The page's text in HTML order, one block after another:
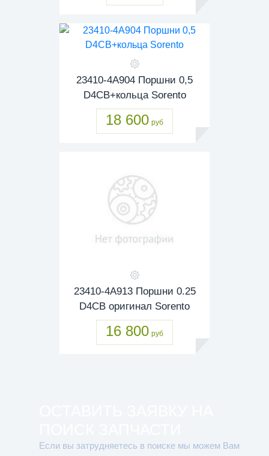
23410-4A904 Поршни 0,5
D4CB+кольца Sorento
18 600 руб
23410-4A913 Поршни 0.25
D4CB оригинал Sorento
16 800 руб
Если вы затрудняетесь в поиске мы можем Вам